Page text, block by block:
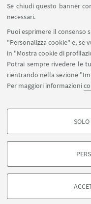
Se chiudi questo banner
necessari.
Puoi esprimere il consenso
"Personalizza cookie" e, se
in "Mostra cookie di
Potrai sempre rivedere le
rientrando nella sezione
Per maggiori informazioni
COOKIE DI
degli utenti, creare profili in
di marketing.
Google/Youtube Video
SOLO
©Copyright 2026 -
Bologna - Via Zamboni,
Privacy
Note legali